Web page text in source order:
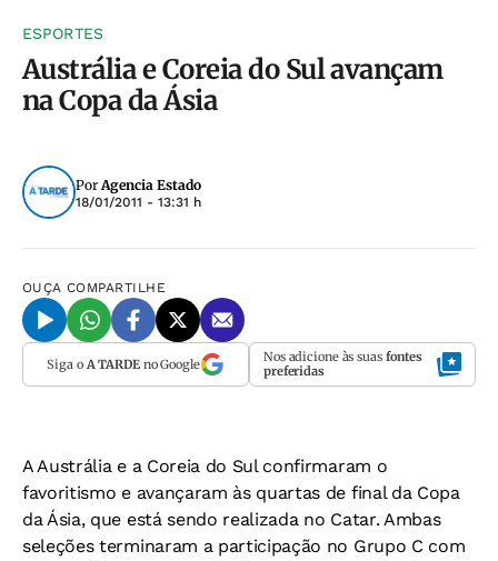
ESPORTES
Austrália e Coreia do Sul avançam
na Copa da Ásia
PorAgencia Estado
18/01/2011 - 13:31 h
OUÇA COMPARTILHE
Siga o A TARDEno Google Nos adicione às suas fontes
preferidas
A Austrália e a Coreia do Sul confirmaram o
favoritismo e avançaram às quartas de final da Copa
da Ásia, que está sendo realizada no Catar. Ambas
seleções terminaram a participação no Grupo C com